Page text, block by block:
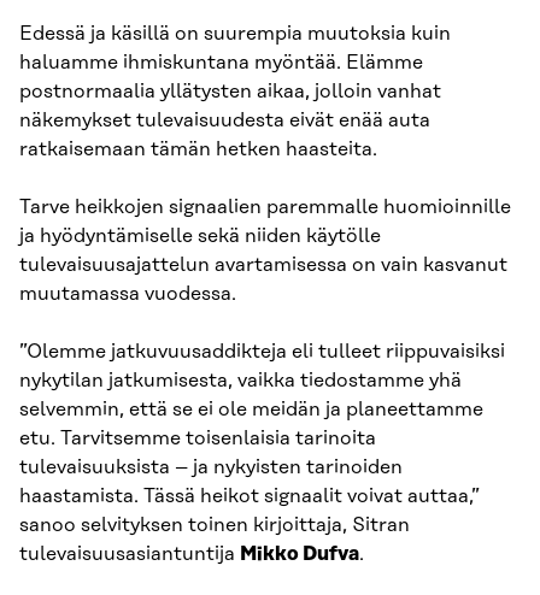
Edessä ja käsillä on suurempia muutoksia kuin
haluamme ihmiskuntana myöntää. Elämme
postnormaalia yllätysten aikaa, jolloin vanhat
näkemykset tulevaisuudesta eivät enää auta
ratkaisemaan tämän hetken haasteita.
Tarve heikkojen signaalien paremmalle huomioinnille
ja hyödyntämiselle sekä niiden käytölle
tulevaisuusajattelun avartamisessa on vain kasvanut
muutamassa vuodessa.
”Olemme jatkuvuusaddikteja eli tulleet riippuvaisiksi
nykytilan jatkumisesta, vaikka tiedostamme yhä
selvemmin, että se ei ole meidän ja planeettamme
etu. Tarvitsemme toisenlaisia tarinoita
tulevaisuuksista – ja nykyisten tarinoiden
haastamista. Tässä heikot signaalit voivat auttaa,”
sanoo selvityksen toinen kirjoittaja, Sitran
tulevaisuusasiantuntija Mikko Dufva.